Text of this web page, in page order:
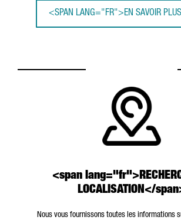
<SPAN LANG="FR">EN SAVOIR
<span
LOCALISATION</
Nous vous fournissons toutes les informations